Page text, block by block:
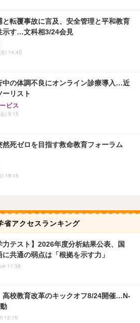
と転覆事故に言及、安全管理と平和教育
示す…文科相3/24会見
) 14:45
中の体調不良にオンライン診療導入…近
ーリスト
ビス
) 9:15
然死ゼロを目指す救命教育フォーラム
) 19:15
省アクセスランキング
力テスト】2026年度分析結果公表、国
に共通の弱点は「根拠を示す力」
11:36
高校教育改革のキックオフ8/24開催…N-
12:15